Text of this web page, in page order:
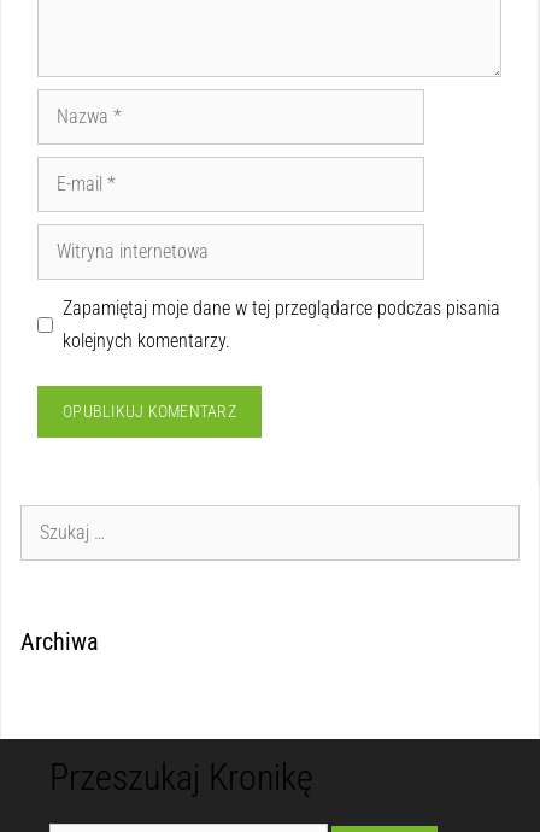
Zapamiętaj moje dane w tej przeglądarce podczas pisania
kolejnych komentarzy.
Archiwa
Przeszukaj Kronikę